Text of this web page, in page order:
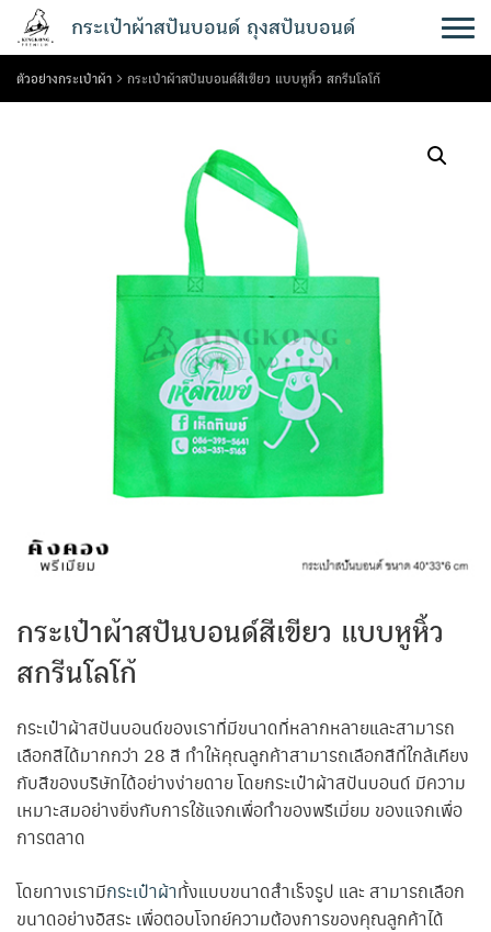
content
กระเป๋าผ้าสปันบอนด์ ถุงสปันบอนด์
ตัวอย่างกระเป๋าผ้า กระเป๋าผ้าสปันบอนด์สีเขียว แบบหูหิ้ว สกรีนโลโก้
กระเป๋าผ้าสปันบอนด์สีเขียว แบบหูหิ้ว
สกรีนโลโก้
กระเป๋าผ้าสปันบอนด์ของเราที่มีขนาดที่หลากหลายและสามารถ
เลือกสีได้มากกว่า 28 สี ทำให้คุณลูกค้าสามารถเลือกสีที่ใกล้เคียง
กับสีของบริษัทได้อย่างง่ายดาย โดยกระเป๋าผ้าสปันบอนด์ มีความ
เหมาะสมอย่างยิ่งกับการใช้แจกเพื่อทำของพรีเมี่ยม ของแจกเพื่อ
การตลาด
โดยทางเรามีกระเป๋าผ้าทั้งแบบขนาดสำเร็จรูป และ สามารถเลือก
ขนาดอย่างอิสระ เพื่อตอบโจทย์ความต้องการของคุณลูกค้าได้